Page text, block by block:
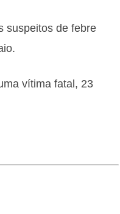
suspeitos de febre
vítima fatal, 23